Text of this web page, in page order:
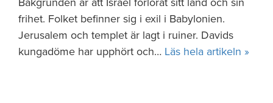
frihet. Folket befinner sig i exil i Babylonien.
Jerusalem och templet är lagt i ruiner. Davids
kungadöme har upphört och… Läs hela artikeln »